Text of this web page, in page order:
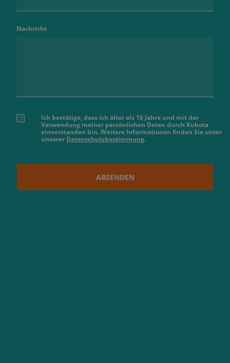
Nachricht
Ich bestätige, dass ich älter als 16 Jahre und mit der
Verwendung meiner persönlichen Daten durch Kubota
einverstanden bin. Weitere Informationen finden Sie unter
unserer Datenschutzbestimmung.
ABSENDEN